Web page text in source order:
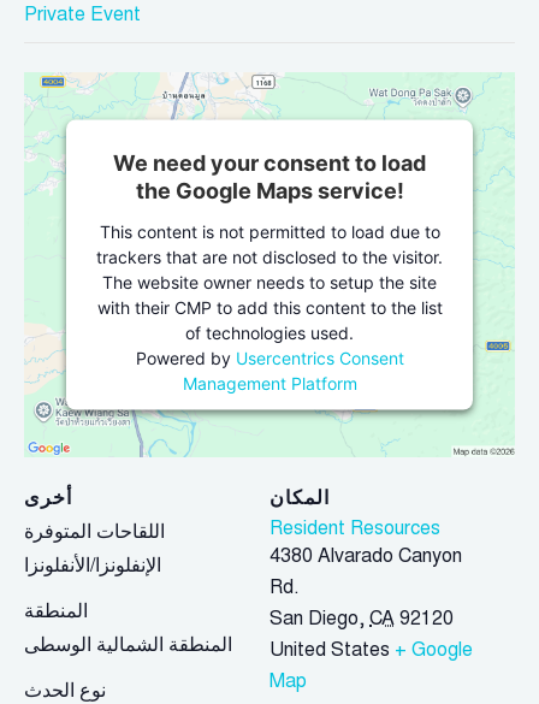
Private Event
المكان
Resident Resources
4380 Alvarado Canyon
Rd.
San Diego, CA 92120
United States + Google
Map
We need your consent to load
the Google Maps service!
This content is not permitted to load due to
trackers that are not disclosed to the visitor.
The website owner needs to setup the site
with their CMP to add this content to the list
of technologies used.
Powered by Usercentrics Consent
Management Platform
أخرى
اللقاحات المتوفرة
الإنفلونزا/الأنفلونزا
المنطقة
المنطقة الشمالية الوسطى
نوع الحدث